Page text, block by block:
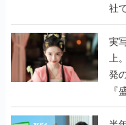
社
『
ん
実
上
発
『
う